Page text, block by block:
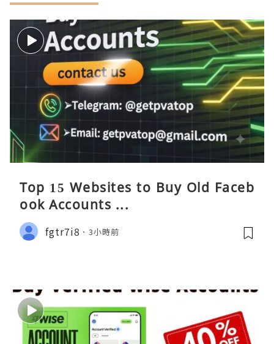
Top 15 Websites to Buy Old Faceb
ook Accounts ...
fgtr7i8 3小時前